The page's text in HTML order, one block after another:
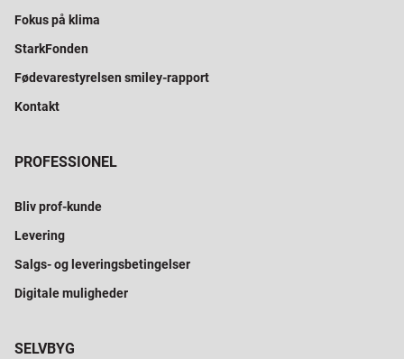
Fokus på klima
StarkFonden
Fødevarestyrelsen smiley-rapport
Kontakt
PROFESSIONEL
Bliv prof-kunde
Levering
Salgs- og leveringsbetingelser
Digitale muligheder
SELVBYG